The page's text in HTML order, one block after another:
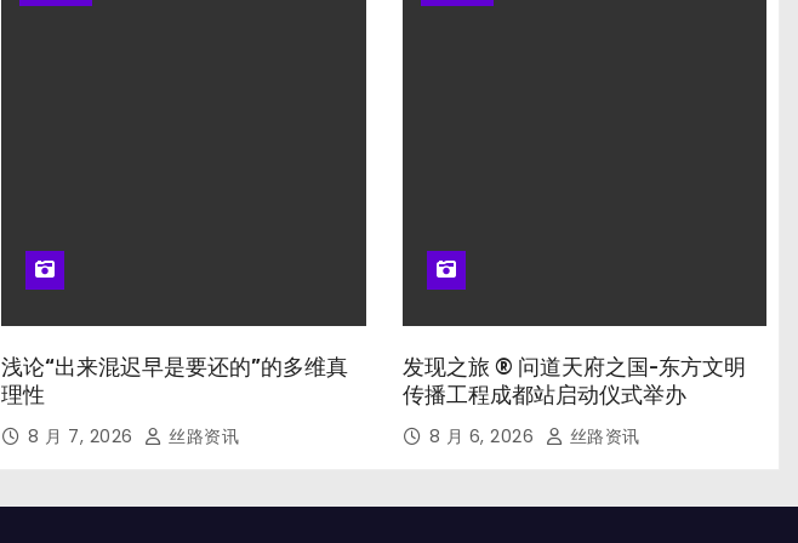
浅论“出来混迟早是要还的”的多维真
理性
8 月 7, 2026 丝路资讯
发现之旅 ® 问道天府之国-东方文明
传播工程成都站启动仪式举办
8 月 6, 2026 丝路资讯